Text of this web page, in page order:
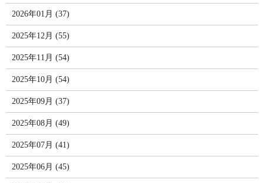
2026年01月 (37)
2025年12月 (55)
2025年11月 (54)
2025年10月 (54)
2025年09月 (37)
2025年08月 (49)
2025年07月 (41)
2025年06月 (45)